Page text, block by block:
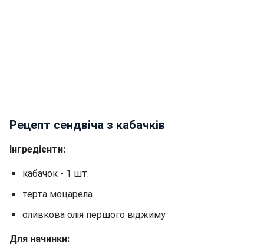
Рецепт сендвіча з кабачків
Інгредієнти:
кабачок - 1 шт.
терта моцарела
оливкова олія першого віджиму
Для начинки: